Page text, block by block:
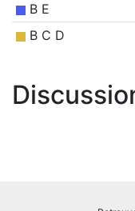
B E
B C D